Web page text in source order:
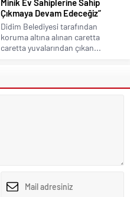
Minik Ev Sahiplerine Sahip
Çıkmaya Devam Edeceğiz”
Didim Belediyesi tarafından
koruma altına alınan caretta
caretta yuvalarından çıkan...